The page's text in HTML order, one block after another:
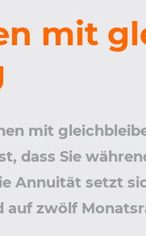
mit
mit
dass Sie
Annuität setzt
auf zwölf